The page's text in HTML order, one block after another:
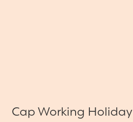
Cap Working Holiday